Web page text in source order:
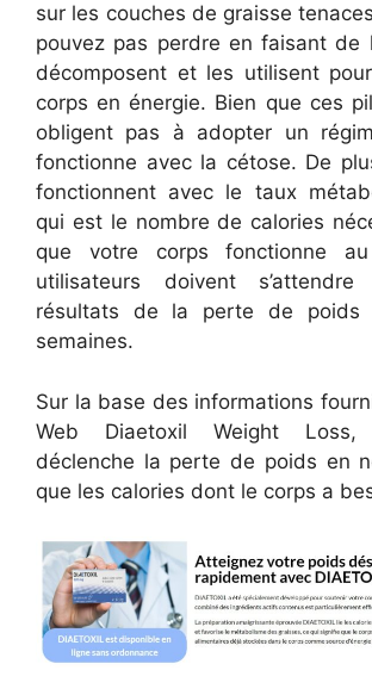
sur les couches de graisse
pouvez pas perdre en faisant de
décomposent et les utilisent
corps en énergie. Bien que ces
obligent pas à adopter un
fonctionne avec la cétose. De
fonctionnent avec le taux
qui est le nombre de calories
que votre corps fonctionne
utilisateurs doivent
résultats de la perte de poids
semaines.
Sur la base des informations
Web Diaetoxil Weight
déclenche la perte de poids en
que les calories dont le corps a